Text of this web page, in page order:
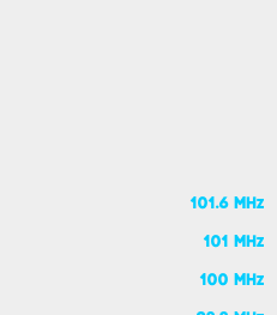
101.6 MHz
101 MHz
100 MHz